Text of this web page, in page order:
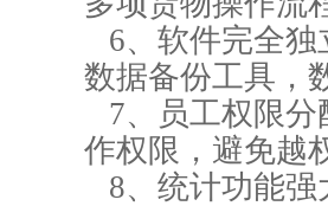
6、软件完全独
数据备份工具，
7、员工权限分
作权限，避免越
8、统计功能强